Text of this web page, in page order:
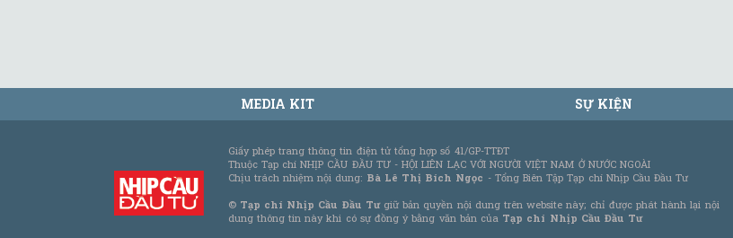
MEDIA KIT SỰ KIỆN
Giấy phép trang thông tin điện tử tổng hợp số 41/GP-TTĐT
Thuộc Tạp chí NHỊP CẦU ĐẦU TƯ - HỘI LIÊN LẠC VỚI NGƯỜI VIỆT NAM Ở NƯỚC NGOÀI
Chịu trách nhiệm nội dung: Bà Lê Thị Bích Ngọc - Tổng Biên Tập Tạp chí Nhịp Cầu Đầu Tư
© Tạp chí Nhịp Cầu Đầu Tưgiữ bản quyền nội dung trên website này; chỉ được phát hành lại nội
dung thông tin này khi có sự đồng ý bằng văn bản của Tạp chí Nhịp Cầu Đầu Tư